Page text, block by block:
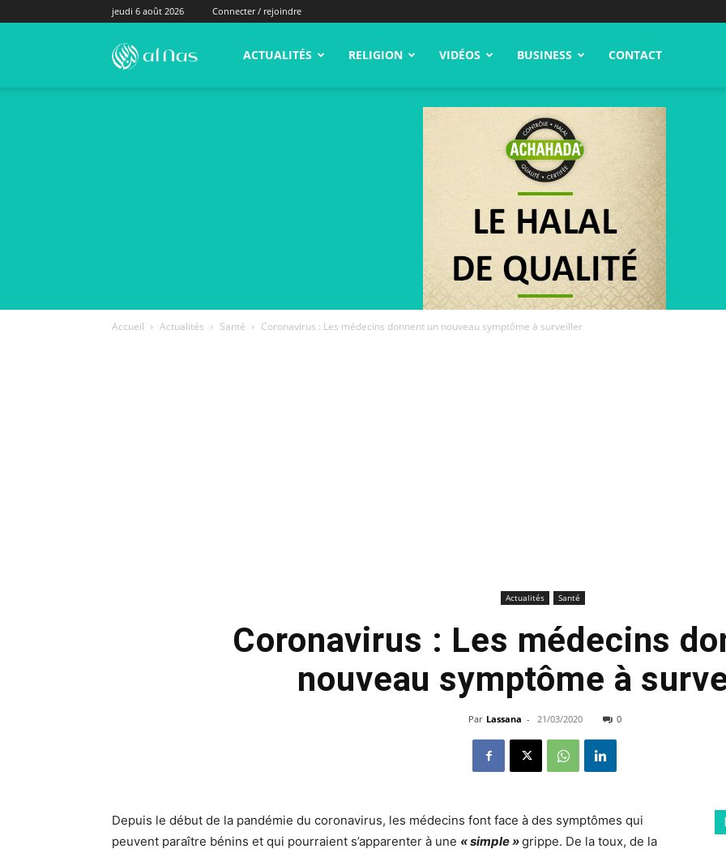
jeudi 6 août 2026 Connecter / rejoindre
alNas.fr ACTUALITÉS RELIGION VIDÉOS BUSINESS CONTACT
Accueil Actualités Santé Coronavirus : Les médecins donnent un nouveau symptôme à surveiller
Actualités Santé
Coronavirus : Les médecins
nouveau symptôme à
Par Lassana - 21/03/2020 0
Depuis le début de la pandémie du coronavirus, les médecins font face à des symptômes qui
peuvent paraître bénins et qui pourraient s’apparenter à une « simple »grippe. De la toux, de la